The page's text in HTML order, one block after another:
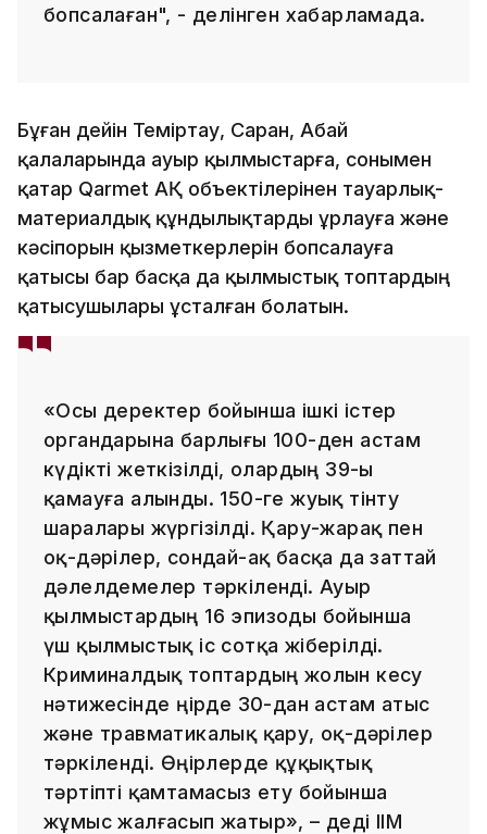
бопсалаған", - делінген хабарламада.
Бұған дейін Теміртау, Саран, Абай
қалаларында ауыр қылмыстарға, сонымен
қатар Qarmet АҚ объектілерінен тауарлық-
материалдық құндылықтарды ұрлауға және
кәсіпорын қызметкерлерін бопсалауға
қатысы бар басқа да қылмыстық топтардың
қатысушылары ұсталған болатын.
«Осы деректер бойынша ішкі істер
органдарына барлығы 100-ден астам
күдікті жеткізілді, олардың 39-ы
қамауға алынды. 150-ге жуық тінту
шаралары жүргізілді. Қару-жарақ пен
оқ-дәрілер, сондай-ақ басқа да заттай
дәлелдемелер тәркіленді. Ауыр
қылмыстардың 16 эпизоды бойынша
үш қылмыстық іс сотқа жіберілді.
Криминалдық топтардың жолын кесу
нәтижесінде өңірде 30-дан астам атыс
және травматикалық қару, оқ-дәрілер
тәркіленді. Өңірлерде құқықтық
тәртіпті қамтамасыз ету бойынша
жұмыс жалғасып жатыр», – деді ІІМ